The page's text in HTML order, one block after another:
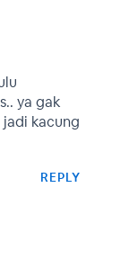
ya gak
kacung
REPLY